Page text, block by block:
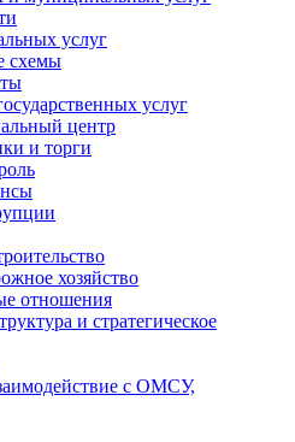
услуг
схемы
услуг
центр
и торги
хозяйство
отношения
и стратегическое
с ОМСУ,